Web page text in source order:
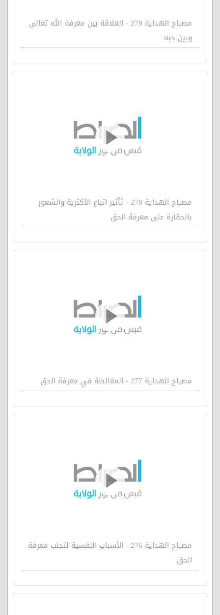
مصباح الهداية 279 - العلاقة بين معرفة الله تعالى
وبين حبه
مصباح الهداية 278 - تأثير اتباع الأكثرية والشعور
بالحقارة على معرفة الحق
مصباح الهداية 277 - المغالطة في معرفة الحق
مصباح الهداية 276 - الأسباب النفسية لتجنب معرفة
الحق